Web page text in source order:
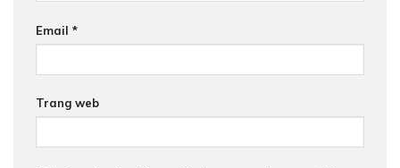
Email *
Trang web